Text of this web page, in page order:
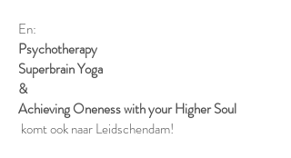
En:
Psychotherapy
Superbrain Yoga
&
Achieving Oneness with your Higher Soul
komt ook naar Leidschendam!